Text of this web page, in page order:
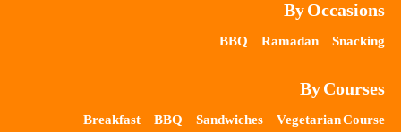
By Occasions
Snacking
Ramadan
BBQ
By Courses
Vegetarian Course
Sandwiches
BBQ
Breakfast